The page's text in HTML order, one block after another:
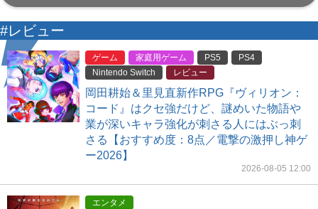
#レビュー
ゲーム 家庭用ゲーム PS5
PS4
Nintendo Switch
レビュー
岡田耕始＆里見直新作RPG『ヴィリオン：
コード』はクセ強だけど、謎めいた物語や
業が深いキャラ強化が刺さる人にはぶっ刺
さる【おすすめ度：8点／電撃の激押し神ゲ
ー2026】
2026-08-05 12:00
エンタメ